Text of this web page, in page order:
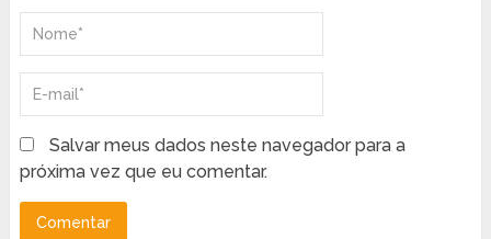
Salvar meus dados neste navegador para a
próxima vez que eu comentar.